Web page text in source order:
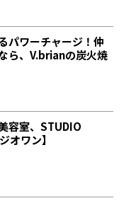
パワーチャージ！仲
ら、V.brianの炭火焼
容室、STUDIO
オワン】